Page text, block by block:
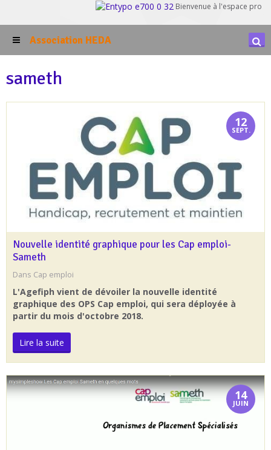
Bienvenue à l'espace pro
Association HEDA
sameth
12
SEPT.
Nouvelle identité graphique pour les Cap emploi-
Sameth
Dans Cap emploi
L'Agefiph vient de dévoiler la nouvelle identité
graphique des OPS Cap emploi, qui sera déployée à
partir du mois d'octobre 2018.
Lire la suite
14
JUIN